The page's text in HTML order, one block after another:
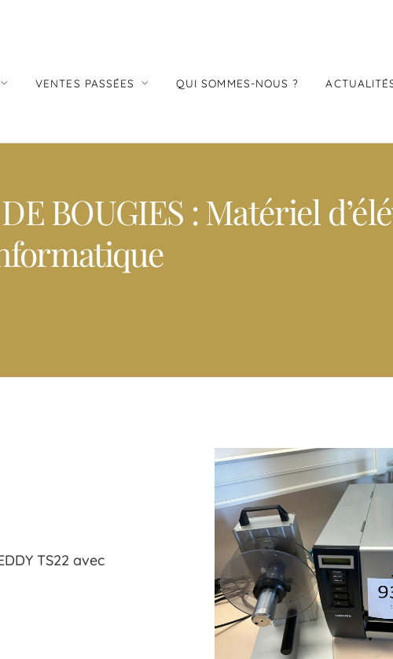
VENTES PASSÉES QUI SOMMES-NOUS ?
BOUGIES : Matériel
TS22 avec